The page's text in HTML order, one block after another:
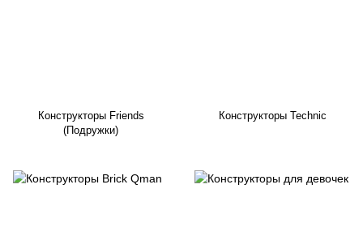
Конструкторы Friends
(Подружки)
Конструкторы Technic